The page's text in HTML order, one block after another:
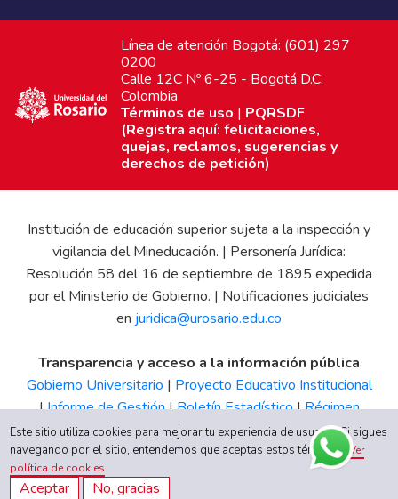
Línea de atención Bogotá: (601) 297
0200
Calle 12C Nº 6-25 - Bogotá D.C.
Colombia
Términos de uso | PQRSDF
(Registra aquí: felicitaciones,
quejas, reclamos, sugerencias y
derechos de petición)
Institución de educación superior sujeta a la inspección y
vigilancia del Mineducación. | Personería Jurídica:
Resolución 58 del 16 de septiembre de 1895 expedida
por el Ministerio de Gobierno. | Notificaciones judiciales
en juridica@urosario.edu.co
Transparencia y acceso a la información pública
Gobierno Universitario | Proyecto Educativo Institucional
|Informe de Gestión|Boletín Estadístico|Régimen
Tributario|Estados Financieros |Código de Ética|Canal
de Integridad UR
Este sitio utiliza cookies para mejorar tu experiencia de usuario. Si sigues
navegando por el sitio, entendemos que aceptas estos términos.Ver
política de cookies
Aceptar No, gracias